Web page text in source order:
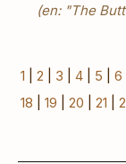
(en: "The
1 2 3 4 5 6
18
19 20 21